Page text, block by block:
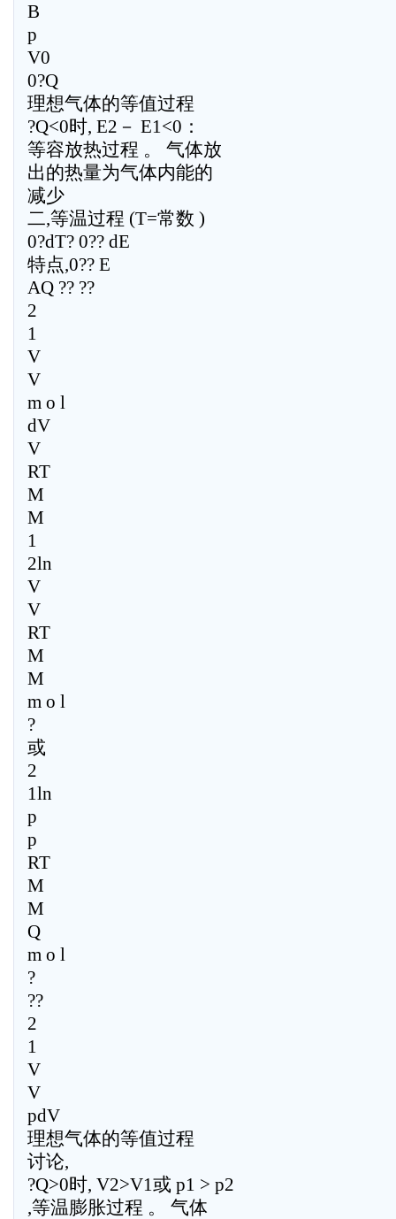
B
p
V0
0?Q
理想气体的等值过程
?Q<0时, E2－ E1<0：
等容放热过程 。 气体放
出的热量为气体内能的
减少
二,等温过程 (T=常数 )
0?dT? 0?? dE
特点,0?? E
AQ ?? ??
2
1
V
V
m o l
dV
V
RT
M
M
1
2ln
V
V
RT
M
M
m o l
?
或
2
1ln
p
p
RT
M
M
Q
m o l
?
??
2
1
V
V
pdV
理想气体的等值过程
讨论,
?Q>0时, V2>V1或 p1 > p2
,等温膨胀过程 。 气体